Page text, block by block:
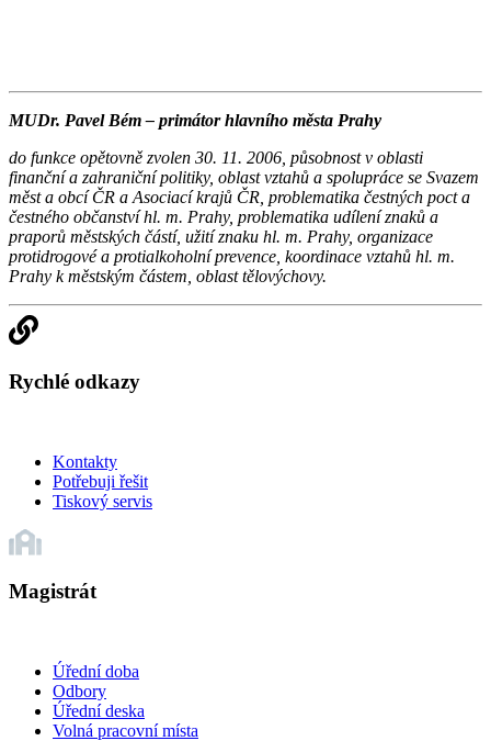
MUDr. Pavel Bém – primátor hlavního města Prahy
do funkce opětovně zvolen 30. 11. 2006, působnost v oblasti
finanční a zahraniční politiky, oblast vztahů a spolupráce se Svazem
měst a obcí ČR a Asociací krajů ČR, problematika čestných poct a
čestného občanství hl. m. Prahy, problematika udílení znaků a
praporů městských částí, užití znaku hl. m. Prahy, organizace
protidrogové a protialkoholní prevence, koordinace vztahů hl. m.
Prahy k městským částem, oblast tělovýchovy.
Rychlé odkazy
Kontakty
Potřebuji řešit
Tiskový servis
Magistrát
Úřední doba
Odbory
Úřední deska
Volná pracovní místa